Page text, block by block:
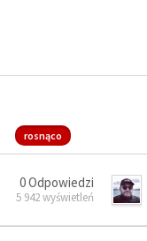
rosnąco
0 Odpowiedzi
5 942 wyświetleń